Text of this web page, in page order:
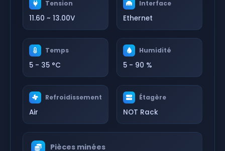
Tension
11.60 ~ 13.00V
Interface
Ethernet
Temps
5 - 35 °C
Humidité
5 - 90 %
Refroidissement
Air
Étagère
NOT Rack
Pièces minées